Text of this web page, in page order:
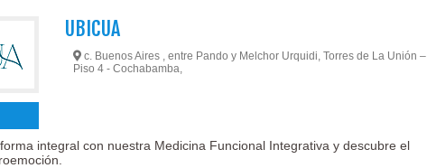
UBICUA
c. Buenos Aires , entre Pando y Melchor Urquidi, Torres de La Unión –
Piso 4 - Cochabamba,
integral con nuestra Medicina Funcional Integrativa y descubre el